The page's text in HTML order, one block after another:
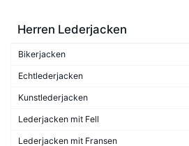
Herren Lederjacken
Bikerjacken
Echtlederjacken
Kunstlederjacken
Lederjacken mit Fell
Lederjacken mit Fransen